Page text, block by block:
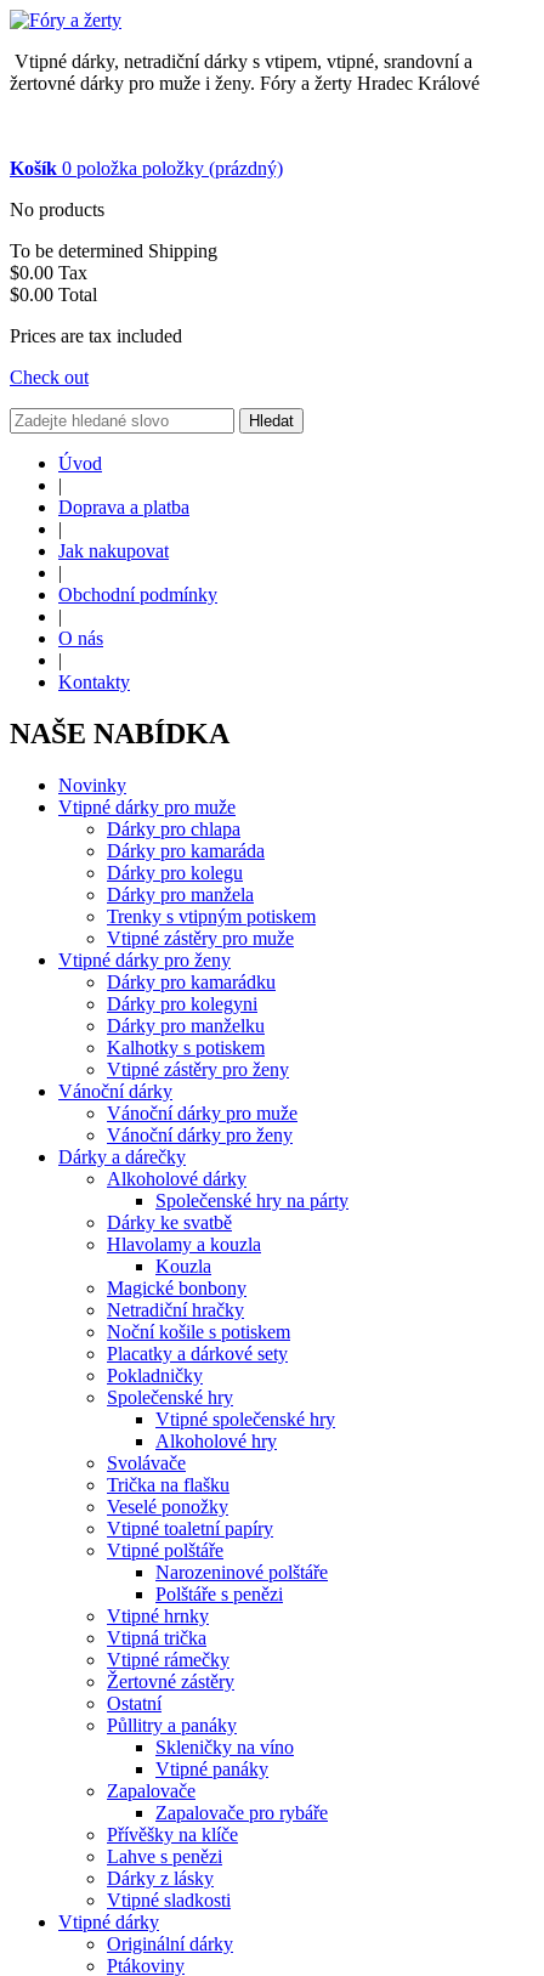
Vtipné dárky, netradiční dárky s vtipem, vtipné, srandovní a
žertovné dárky pro muže i ženy. Fóry a žerty Hradec Králové
Košík 0 položka položky (prázdný)
No products
To be determined Shipping
$0.00 Tax
$0.00 Total
Prices are tax included
Check out
Hledat
Úvod
|
Doprava a platba
|
Jak nakupovat
|
Obchodní podmínky
|
O nás
|
Kontakty
NAŠE NABÍDKA
Novinky
Vtipné dárky pro muže
Dárky pro chlapa
Dárky pro kamaráda
Dárky pro kolegu
Dárky pro manžela
Trenky s vtipným potiskem
Vtipné zástěry pro muže
Vtipné dárky pro ženy
Dárky pro kamarádku
Dárky pro kolegyni
Dárky pro manželku
Kalhotky s potiskem
Vtipné zástěry pro ženy
Vánoční dárky
Vánoční dárky pro muže
Vánoční dárky pro ženy
Dárky a dárečky
Alkoholové dárky
Společenské hry na párty
Dárky ke svatbě
Hlavolamy a kouzla
Kouzla
Magické bonbony
Netradiční hračky
Noční košile s potiskem
Placatky a dárkové sety
Pokladničky
Společenské hry
Vtipné společenské hry
Alkoholové hry
Svolávače
Trička na flašku
Veselé ponožky
Vtipné toaletní papíry
Vtipné polštáře
Narozeninové polštáře
Polštáře s penězi
Vtipné hrnky
Vtipná trička
Vtipné rámečky
Žertovné zástěry
Ostatní
Půllitry a panáky
Skleničky na víno
Vtipné panáky
Zapalovače
Zapalovače pro rybáře
Přívěšky na klíče
Lahve s penězi
Dárky z lásky
Vtipné sladkosti
Vtipné dárky
Originální dárky
Ptákoviny